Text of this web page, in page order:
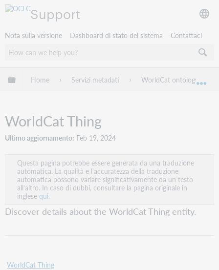
Support
Nota sulla versione Dashboard di stato del sistema Contattaci
Espandi/comprimi la gerarchia globale
Home Servizi metadati WorldCat ontology
WorldCat Thing
Ultimo aggiornamento Feb 19, 2024
Questa pagina potrebbe essere generata da una traduzione
automatica. La qualità e l'accuratezza della traduzione
automatica possono variare significativamente da un testo
all'altro. In caso di dubbi, consultare la pagina originale in
inglesequi.
Discover details about the WorldCat Thing entity.
WorldCat Thing